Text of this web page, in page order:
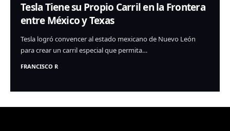
Tesla Tiene su Propio Carril en la Frontera
entre México y Texas
Tesla logró convencer al estado mexicano de Nuevo León
para crear un carril especial que permita…
FRANCISCO R